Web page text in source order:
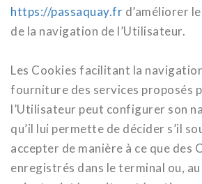
https://passaquay.fr d’améliorer
de la navigation de l’Utilisateur.
Les Cookies facilitant la
fourniture des services proposés
l’Utilisateur peut configurer son
qu’il lui permette de décider s’il
accepter de manière à ce que des
enregistrés dans le terminal ou,